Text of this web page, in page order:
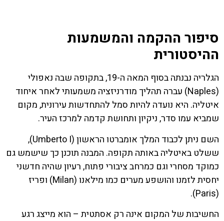
סיפור ההקמה והמשמעות
ההיסטורית
הגלריה נבנתה בסוף המאה ה-19, בתקופה שבה נאפולי
(Naples) עברה תהליך מודרניזציה משמעותי לאחר איחוד
איטליה. היא נועדה להיות סמל להתחדשות עירונית, מקום
שמביא עמו סדר, ניקיון ותחושת קדמה למרכז העיר.
השם ניתן לכבוד המלך אומברטו הראשון (Umberto I),
ששלט באיטליה באותה תקופה. המבנה תוכנן כך שישמש גם
כמוקד מסחרי וגם כמרחב ציבורי פתוח, רעיון שהיה חדשני
יחסית לזמנו והושפע מערים כמו מילאנו (Milan) ופריז
(Paris).
החשיבות של המקום אינה רק אסתטית – הוא מייצג רגע